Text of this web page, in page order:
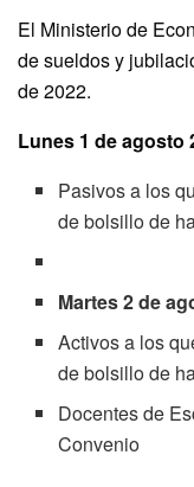
El Ministerio de
de sueldos y
de 2022.
Lunes 1 de agosto
Pasivos a los
de bolsillo de
Martes 2 de
Activos a los
de bolsillo de
Docentes de
Convenio